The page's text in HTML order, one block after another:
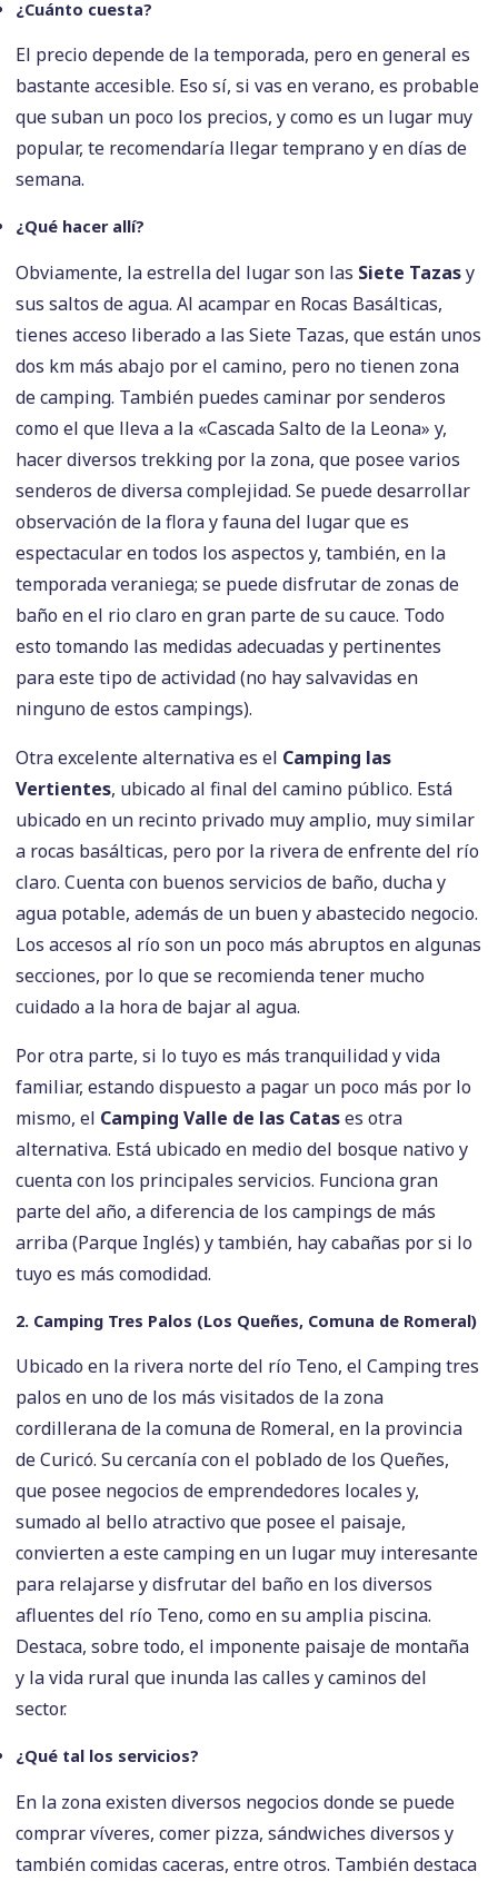
¿Cuánto cuesta?
El precio depende de la temporada, pero en general es
bastante accesible. Eso sí, si vas en verano, es probable
que suban un poco los precios, y como es un lugar muy
popular, te recomendaría llegar temprano y en días de
semana.
¿Qué hacer allí?
Obviamente, la estrella del lugar son las Siete Tazasy
sus saltos de agua. Al acampar en Rocas Basálticas,
tienes acceso liberado a las Siete Tazas, que están unos
dos km más abajo por el camino, pero no tienen zona
de camping. También puedes caminar por senderos
como el que lleva a la «Cascada Salto de la Leona» y,
hacer diversos trekking por la zona, que posee varios
senderos de diversa complejidad. Se puede desarrollar
observación de la flora y fauna del lugar que es
espectacular en todos los aspectos y, también, en la
temporada veraniega; se puede disfrutar de zonas de
baño en el rio claro en gran parte de su cauce. Todo
esto tomando las medidas adecuadas y pertinentes
para este tipo de actividad (no hay salvavidas en
ninguno de estos campings).
Otra excelente alternativa es el Camping las
Vertientes, ubicado al final del camino público. Está
ubicado en un recinto privado muy amplio, muy similar
a rocas basálticas, pero por la rivera de enfrente del río
claro. Cuenta con buenos servicios de baño, ducha y
agua potable, además de un buen y abastecido negocio.
Los accesos al río son un poco más abruptos en algunas
secciones, por lo que se recomienda tener mucho
cuidado a la hora de bajar al agua.
Por otra parte, si lo tuyo es más tranquilidad y vida
familiar, estando dispuesto a pagar un poco más por lo
mismo, el Camping Valle de las Catases otra
alternativa. Está ubicado en medio del bosque nativo y
cuenta con los principales servicios. Funciona gran
parte del año, a diferencia de los campings de más
arriba (Parque Inglés) y también, hay cabañas por si lo
tuyo es más comodidad.
2. Camping Tres Palos (Los Queñes, Comuna de Romeral)
Ubicado en la rivera norte del río Teno, el Camping tres
palos en uno de los más visitados de la zona
cordillerana de la comuna de Romeral, en la provincia
de Curicó. Su cercanía con el poblado de los Queñes,
que posee negocios de emprendedores locales y,
sumado al bello atractivo que posee el paisaje,
convierten a este camping en un lugar muy interesante
para relajarse y disfrutar del baño en los diversos
afluentes del río Teno, como en su amplia piscina.
Destaca, sobre todo, el imponente paisaje de montaña
y la vida rural que inunda las calles y caminos del
sector.
¿Qué tal los servicios?
En la zona existen diversos negocios donde se puede
comprar víveres, comer pizza, sándwiches diversos y
también comidas caceras, entre otros. También destaca